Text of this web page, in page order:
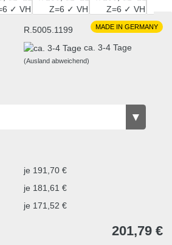
MADE IN GERMANY
R.5005.1199
ca. 3-4 Tage
(Ausland abweichend)
je 191,70 €
je 181,61 €
je 171,52 €
201,79 €